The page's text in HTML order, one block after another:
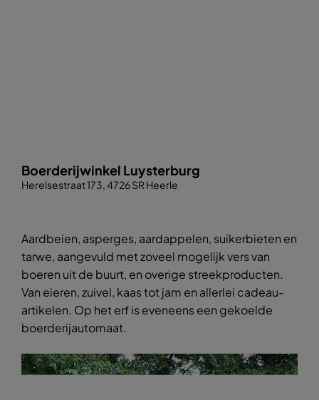
Boerderijwinkel Luysterburg
Herelsestraat 173, 4726 SR Heerle
Aardbeien, asperges, aardappelen, suikerbieten en
tarwe, aangevuld met zoveel mogelijk vers van
boeren uit de buurt, en overige streekproducten.
Van eieren, zuivel, kaas tot jam en allerlei cadeau-
artikelen. Op het erf is eveneens een gekoelde
boerderijautomaat.